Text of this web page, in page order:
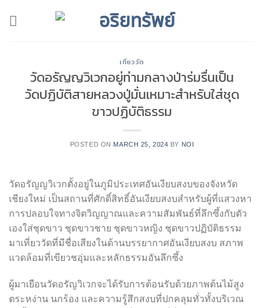
เที่ยววัด
วัดอรัญญวิเวกอยู่ท่ามกลางป่าร่มรื่นเป็น
วัดปฏิบัติสายหลวงปู่มั่นเหมาะสำหรับใส่ชุด
ขาวปฏิบัติธรรม
POSTED ON MARCH 25, 2024 BY NOI
วัดอรัญญวิเวกตั้งอยู่ในภูมิประเทศอันเงียบสงบของจังหวัด
เชียงใหม่ เป็นสถานที่ศักดิ์สิทธิ์อันเงียบสงบสำหรับผู้ที่แสวงหา
การปลอบใจทางจิตวิญญาณและความสัมพันธ์ที่ลึกซึ้งกับตัว
เองใส่ชุดขาว ชุดขาวชาย ชุดขาวหญิง ชุดขาวปฏิบัติธรรม
มาเที่ยววัดที่มีชื่อเสียงในด้านบรรยากาศอันเงียบสงบ สภาพ
แวดล้อมที่เขียวชอุ่มและหลักธรรมอันลึกซึ้ง
ผู้มาเยือนวัดอรัญวิเวกจะได้รับการต้อนรับด้วยภาพต้นไม้สูง
ตระหง่าน นกร้อง และความรู้สึกสงบที่ปกคลุมทั่วทั้งบริเวณ